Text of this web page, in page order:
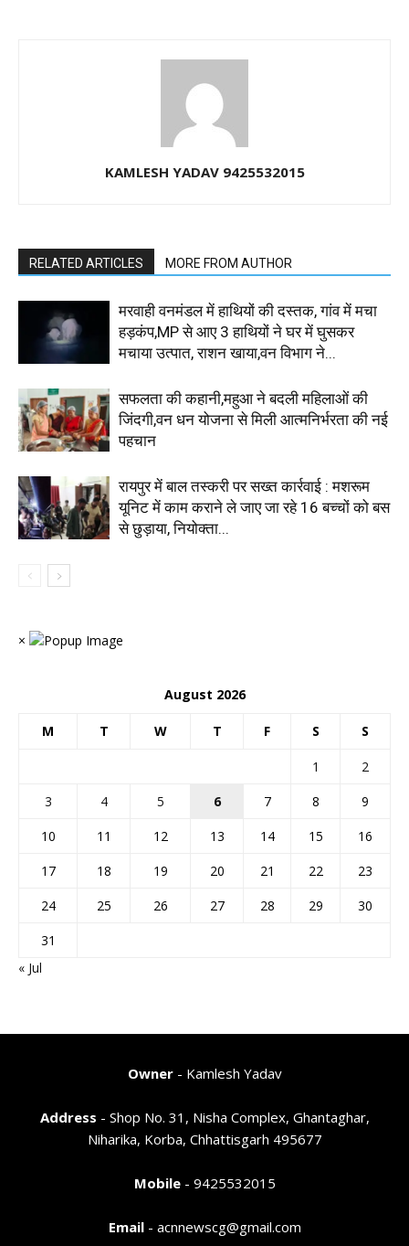
KAMLESH YADAV 9425532015
RELATED ARTICLES MORE FROM AUTHOR
मरवाही वनमंडल में हाथियों की दस्तक, गांव में मचा
हड़कंप,MP से आए 3 हाथियों ने घर में घुसकर
मचाया उत्पात, राशन खाया,वन विभाग ने...
सफलता की कहानी,महुआ ने बदली महिलाओं की
जिंदगी,वन धन योजना से मिली आत्मनिर्भरता की नई
पहचान
रायपुर में बाल तस्करी पर सख्त कार्रवाई : मशरूम
यूनिट में काम कराने ले जाए जा रहे 16 बच्चों को बस
से छुड़ाया, नियोक्ता...
×
August 2026
M T W T F S S
1
2
3
4 5 6 7 8
9
10
11 12 13 14 15
16
17
18 19 20 21 22
23
24
25 26 27 28 29
30
31
« Jul
Owner- Kamlesh Yadav
Address - Shop No. 31, Nisha Complex, Ghantaghar,
Niharika, Korba, Chhattisgarh 495677
Mobile- 9425532015
Email- acnnewscg@gmail.com